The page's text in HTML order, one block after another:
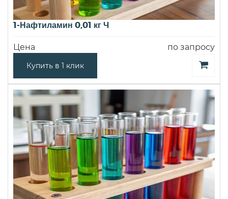
1-Нафтиламин 0,01 кг Ч
Цена по запросу
Купить в 1 клик